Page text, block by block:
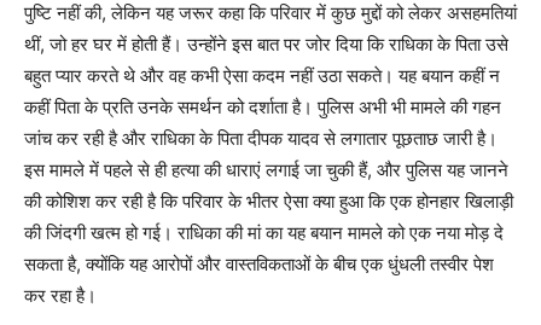
पुष्टि नहीं की, लेकिन यह जरूर कहा कि परिवार में कुछ मुद्दों को लेकर असहमतियां
थीं, जो हर घर में होती हैं। उन्होंने इस बात पर जोर दिया कि राधिका के पिता उसे
बहुत प्यार करते थे और वह कभी ऐसा कदम नहीं उठा सकते। यह बयान कहीं न
कहीं पिता के प्रति उनके समर्थन को दर्शाता है। पुलिस अभी भी मामले की गहन
जांच कर रही है और राधिका के पिता दीपक यादव से लगातार पूछताछ जारी है।
इस मामले में पहले से ही हत्या की धाराएं लगाई जा चुकी हैं, और पुलिस यह जानने
की कोशिश कर रही है कि परिवार के भीतर ऐसा क्या हुआ कि एक होनहार खिलाड़ी
की जिंदगी खत्म हो गई। राधिका की मां का यह बयान मामले को एक नया मोड़ दे
सकता है, क्योंकि यह आरोपों और वास्तविकताओं के बीच एक धुंधली तस्वीर पेश
कर रहा है।